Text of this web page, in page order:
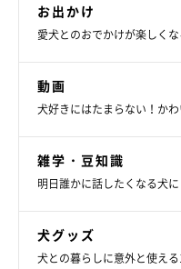
お出かけ
愛犬とのおでかけが楽しく
動画
犬好きにはたまらない！か
雑学・豆知識
明日誰かに話したくなる犬
犬グッズ
犬との暮らしに意外と使え